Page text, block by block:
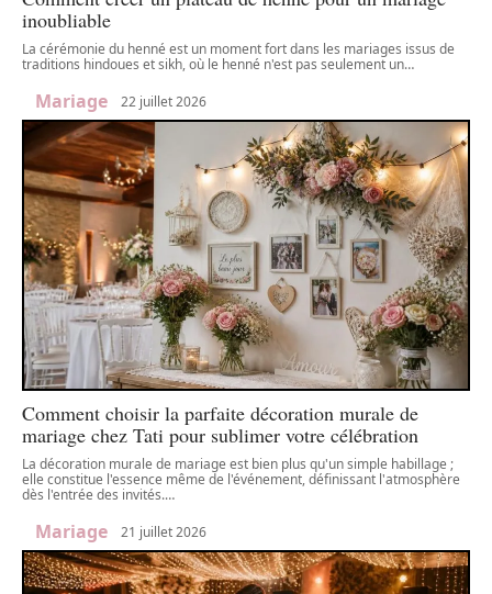
inoubliable
La cérémonie du henné est un moment fort dans les mariages issus de
traditions hindoues et sikh, où le henné n'est pas seulement un…
Mariage 22 juillet 2026
Comment choisir la parfaite décoration murale de
mariage chez Tati pour sublimer votre célébration
La décoration murale de mariage est bien plus qu'un simple habillage ;
elle constitue l'essence même de l'événement, définissant l'atmosphère
dès l'entrée des invités.…
Mariage 21 juillet 2026